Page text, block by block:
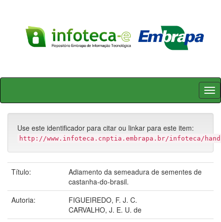
Skip
Use este identificador para citar ou linkar para este item:
http://www.infoteca.cnptia.embrapa.br/infoteca/
Título:
Adiamento da semeadura de sementes de
castanha-do-brasil.
Autoria:
FIGUEIREDO, F. J. C.
CARVALHO, J. E. U. de